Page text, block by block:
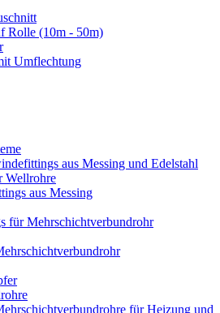
Rolle (10m - 50m)
Umflechtung
aus Messing und Edelstahl
Wellrohre
aus Messing
für Mehrschichtverbundrohr
für Heizung und